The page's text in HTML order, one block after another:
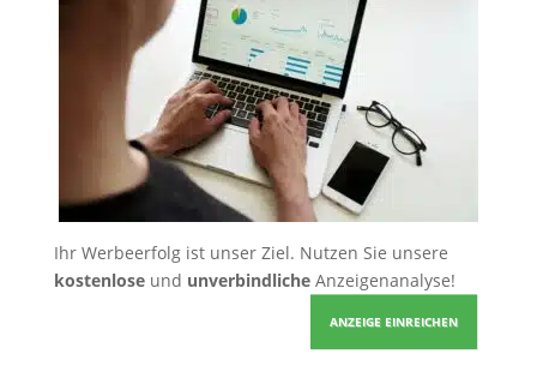
Ihr Werbeerfolg ist unser Ziel. Nutzen Sie unsere
kostenloseund unverbindlicheAnzeigenanalyse!
ANZEIGE EINREICHEN